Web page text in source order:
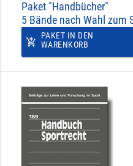
Paket "Handbücher"
5 Bände nach Wahl zum
add_shopping_cart
PAKET IN DEN
WARENKORB